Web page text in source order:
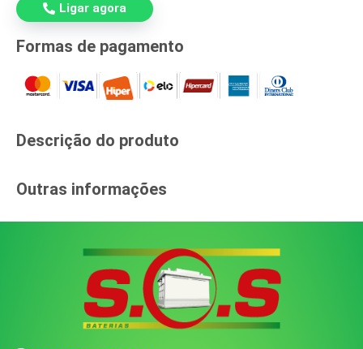
Ligar agora
Formas de pagamento
Descrição do produto​
Outras informações​